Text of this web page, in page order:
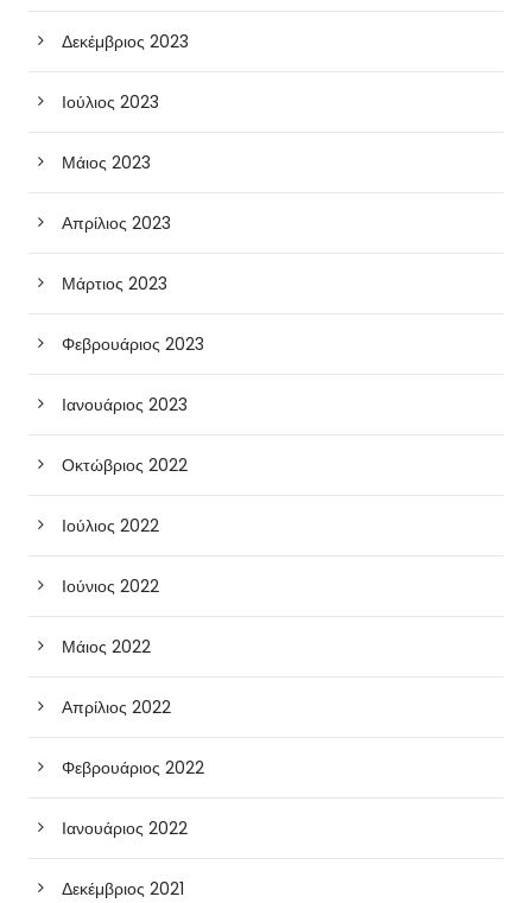
Δεκέμβριος 2023
Ιούλιος 2023
Μάιος 2023
Απρίλιος 2023
Μάρτιος 2023
Φεβρουάριος 2023
Ιανουάριος 2023
Οκτώβριος 2022
Ιούλιος 2022
Ιούνιος 2022
Μάιος 2022
Απρίλιος 2022
Φεβρουάριος 2022
Ιανουάριος 2022
Δεκέμβριος 2021